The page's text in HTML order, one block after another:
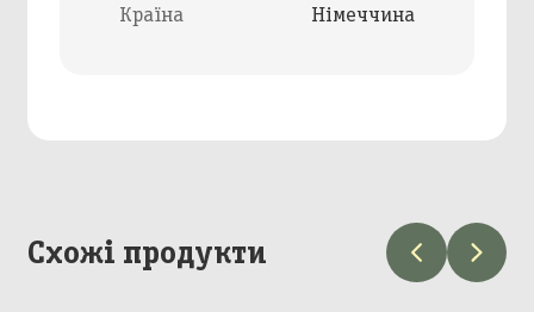
Країна
Німеччина
Схожі продукти